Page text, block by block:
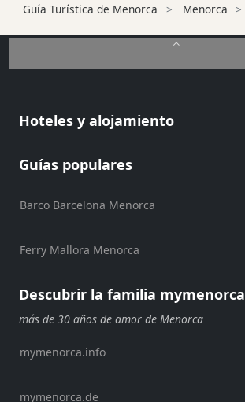
Beach
Traslados
Alquiler
Standup
Alquiler
kayaks
de
Guía Turística de Menorca Menorca
Hoteles y alojamiento
Guías populares
Barco Barcelona Menorca
Ferry Mallora Menorca
Descubrir la familia mymenorca
más de 30 años de amor de Menorca
mymenorca.info
mymenorca.de